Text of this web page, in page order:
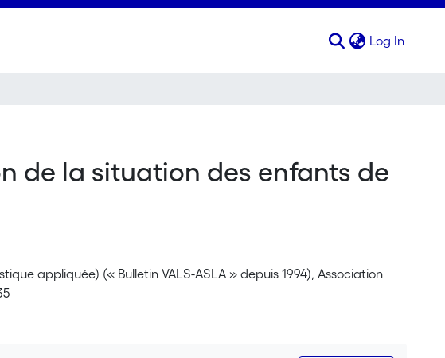
Log In
de la situation des enfants de
appliquée) (« Bulletin VALS-ASLA » depuis 1994), Association